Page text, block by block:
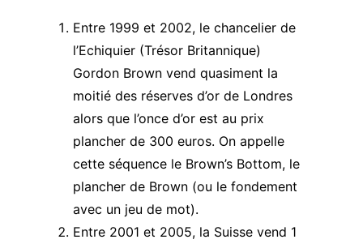
Entre 1999 et 2002, le chancelier de
l’Echiquier (Trésor Britannique)
Gordon Brown vend quasiment la
moitié des réserves d’or de Londres
alors que l’once d’or est au prix
plancher de 300 euros. On appelle
cette séquence le Brown’s Bottom, le
plancher de Brown (ou le fondement
avec un jeu de mot).
Entre 2001 et 2005, la Suisse vend 1